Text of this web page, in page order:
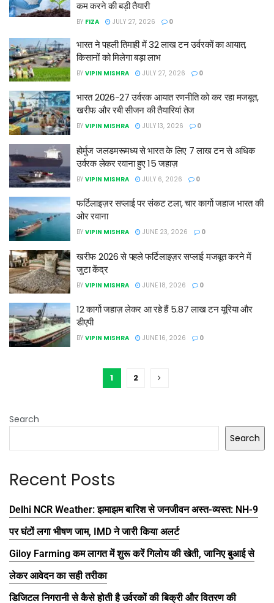
कम करने की बड़ी तैयारी
BY FIZA JULY 27, 2026 0
भारत ने पहली तिमाही में 32 लाख टन उर्वरकों का आयात,
किसानों को मिलेगा बड़ा लाभ
BY VIPIN MISHRA JULY 27, 2026 0
भारत 2026-27 उर्वरक आयात रणनीति को कर रहा मजबूत,
खरीफ और रबी सीजन की तैयारियां तेज
BY VIPIN MISHRA JULY 13, 2026 0
होर्मुज जलडमरूमध्य से भारत के लिए 7 लाख टन से अधिक
उर्वरक लेकर रवाना हुए 15 जहाज़
BY VIPIN MISHRA JULY 6, 2026 0
फर्टिलाइज़र सप्लाई पर संकट टला, चार कार्गो जहाज भारत की
ओर रवाना
BY VIPIN MISHRA JUNE 23, 2026 0
खरीफ 2026 से पहले फर्टिलाइज़र सप्लाई मजबूत करने में
जुटा केंद्र
BY VIPIN MISHRA JUNE 18, 2026 0
12 कार्गो जहाज़ लेकर आ रहे हैं 5.87 लाख टन यूरिया और
डीएपी
BY VIPIN MISHRA JUNE 16, 2026 0
1 2
Search
Search
Recent Posts
Delhi NCR Weather: झमाझम बारिश से जनजीवन अस्त-व्यस्त: NH-9
पर घंटों लगा भीषण जाम, IMD ने जारी किया अलर्ट
Giloy Farming कम लागत में शुरू करें गिलोय की खेती, जानिए बुआई से
लेकर आवेदन का सही तरीका
डिजिटल निगरानी से कैसे होती है उर्वरकों की बिक्री और वितरण की